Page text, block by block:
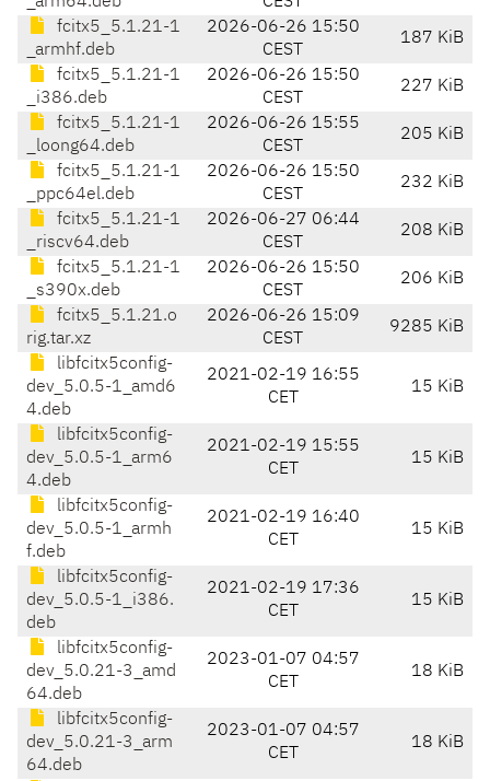
fcitx5_5.1.21-1
_armhf.deb
2026-06-26 15:50
CEST
187 KiB
fcitx5_5.1.21-1
_i386.deb
2026-06-26 15:50
CEST
227 KiB
fcitx5_5.1.21-1
_loong64.deb
2026-06-26 15:55
CEST
205 KiB
fcitx5_5.1.21-1
_ppc64el.deb
2026-06-26 15:50
CEST
232 KiB
fcitx5_5.1.21-1
_riscv64.deb
2026-06-27 06:44
CEST
208 KiB
fcitx5_5.1.21-1
_s390x.deb
2026-06-26 15:50
CEST
206 KiB
fcitx5_5.1.21.o
rig.tar.xz
2026-06-26 15:09
CEST
9285 KiB
libfcitx5config-
dev_5.0.5-1_amd6
4.deb
2021-02-19 16:55
CET
15 KiB
libfcitx5config-
dev_5.0.5-1_arm6
4.deb
2021-02-19 15:55
CET
15 KiB
libfcitx5config-
dev_5.0.5-1_armh
f.deb
2021-02-19 16:40
CET
15 KiB
libfcitx5config-
dev_5.0.5-1_i386.
deb
2021-02-19 17:36
CET
15 KiB
libfcitx5config-
dev_5.0.21-3_amd
64.deb
2023-01-07 04:57
CET
18 KiB
libfcitx5config-
dev_5.0.21-3_arm
64.deb
2023-01-07 04:57
CET
18 KiB